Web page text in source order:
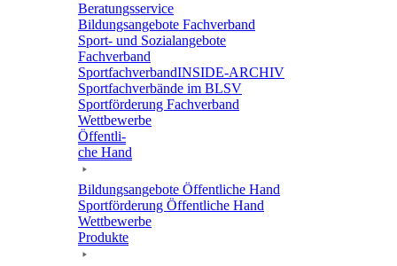
Bera­tungs­ser­vice
Bildungs­an­ge­bote Fachverband
Sport- und Sozi­al­an­ge­bote
Fachverband
Sport­fach­ver­ban­d­IN­SIDE-ARCHIV
Sport­fach­ver­bände im BLSV
Sport­för­de­rung Fachverband
Wett­be­werbe
Öffent­li­
che Hand
Bildungs­an­ge­bote Öffent­li­che Hand
Sport­för­de­rung Öffent­li­che Hand
Wett­be­werbe
Produkte